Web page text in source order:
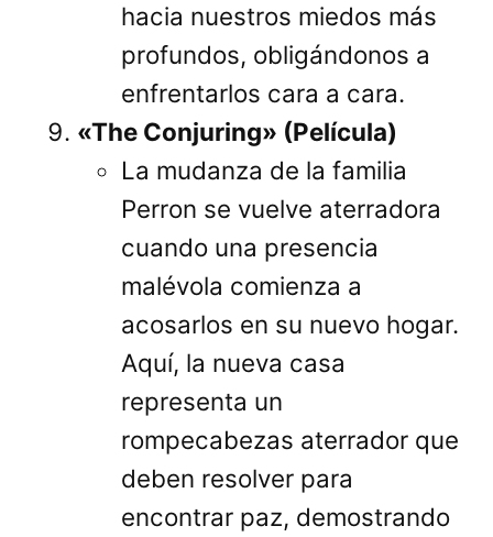
hacia nuestros miedos más
profundos, obligándonos a
enfrentarlos cara a cara.
«The Conjuring» (Película)
La mudanza de la familia
Perron se vuelve aterradora
cuando una presencia
malévola comienza a
acosarlos en su nuevo hogar.
Aquí, la nueva casa
representa un
rompecabezas aterrador que
deben resolver para
encontrar paz, demostrando